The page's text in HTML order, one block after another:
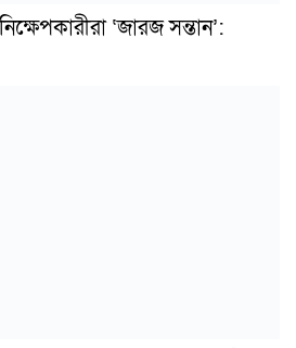
‘জারজ সন্তান’: